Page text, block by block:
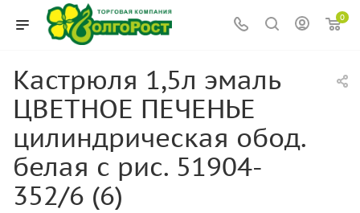
0
Кастрюля 1,5л эмаль
ЦВЕТНОЕ ПЕЧЕНЬЕ
цилиндрическая обод.
белая с рис. 51904-
352/6 (6)